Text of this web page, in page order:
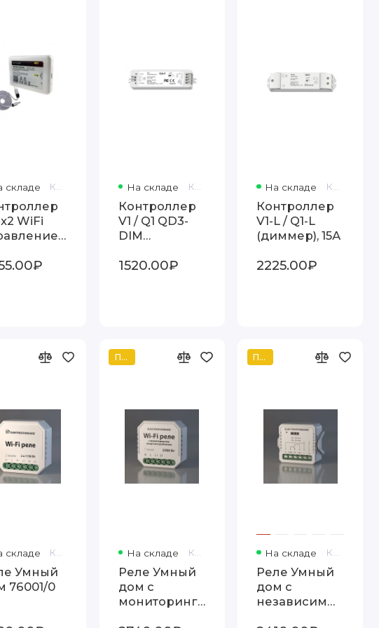
складе Код товара: IBox2 WiFi
WiFi
На складе Код товара: Q1
Контроллер
V1 / Q1 QD3-
DIM
1520.00₽
На складе Код товара: Q1-L
Контроллер
V1-L / Q1-L
(диммер), 15А
2225.00₽
складе Код товара: 76001/00
Умный
76001/0
Популярный
На складе Код товара: 76009/00
Реле Умный
дом с
мониторингом
Популярный
На складе Код товара: 76010/00
Реле Умный
дом с
независимым